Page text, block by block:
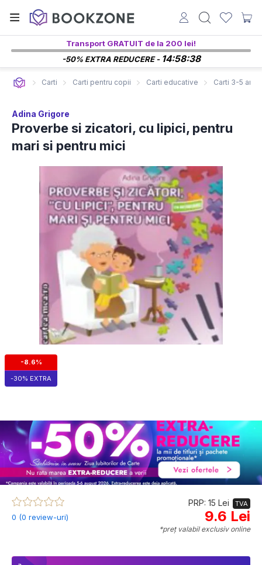
Transport GRATUIT de la 200 lei!
-50% EXTRA REDUCERE - 14:58:37
Carti Carti pentru copii Carti educative Carti 3-5 ani
Adina Grigore
Proverbe si zicatori, cu lipici, pentru
mari si pentru mici
-8.6%
-30% EXTRA
0 (0 review-uri)
PRP: 15 Lei TVA
9.6 Lei
*preț valabil exclusiv online